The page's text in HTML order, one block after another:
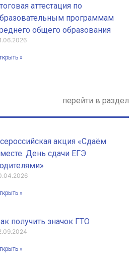
аттестация по
программам
общего образования
»
перейти в раздел
акция «Сдаём
День сдачи ЕГЭ
»
получить значок ГТО
»